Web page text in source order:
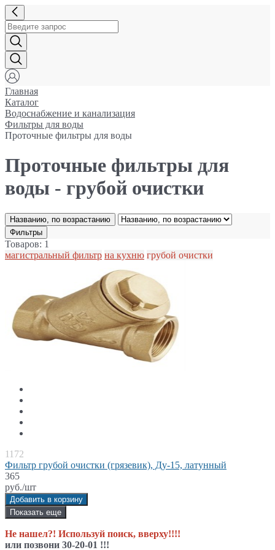
Главная
Каталог
Водоснабжение и канализация
Фильтры для воды
Проточные фильтры для воды
Проточные фильтры для
воды - грубой очистки
Названию, по возрастанию
Фильтры
Товаров: 1
магистральный фильтр на кухню грубой очистки
1172
Фильтр грубой очистки (грязевик), Ду-15, латунный
365
руб./шт
Добавить в корзину
Показать еще
Не нашел?! Используй поиск, вверху!!!!
или позвони 30-20-01 !!!